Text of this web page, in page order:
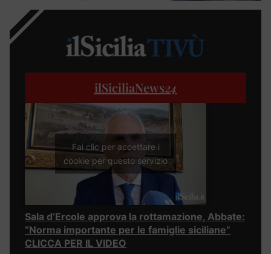
ilSiciliaNews24
Fai clic per accettare i
cookie per questo servizio
Sala d’Ercole approva la rottamazione, Abbate:
“Norma importante per le famiglie siciliane”
CLICCA PER IL VIDEO